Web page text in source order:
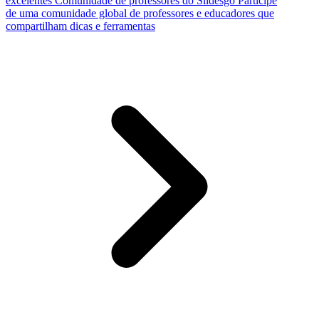
de uma comunidade global de professores e educadores que
compartilham dicas e ferramentas